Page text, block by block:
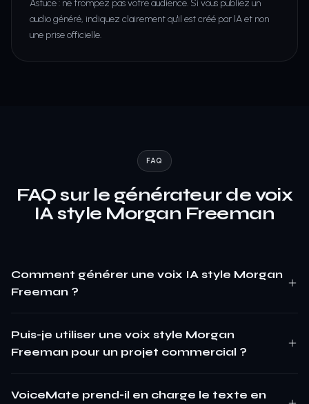
Astuce : ne trompez pas votre audience. Si vous publiez un
audio généré, indiquez clairement qu'il est créé par IA et non
une prise officielle.
FAQ
FAQ sur le générateur de voix
IA style Morgan Freeman
Comment générer une voix IA style Morgan
Freeman ?
Puis-je utiliser une voix style Morgan
Freeman pour un projet commercial ?
VoiceMate prend-il en charge le texte en